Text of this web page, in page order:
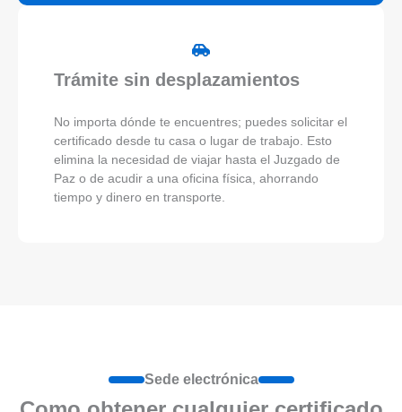
Trámite sin desplazamientos
No importa dónde te encuentres; puedes solicitar el
certificado desde tu casa o lugar de trabajo. Esto
elimina la necesidad de viajar hasta el Juzgado de
Paz o de acudir a una oficina física, ahorrando
tiempo y dinero en transporte.
Sede electrónica